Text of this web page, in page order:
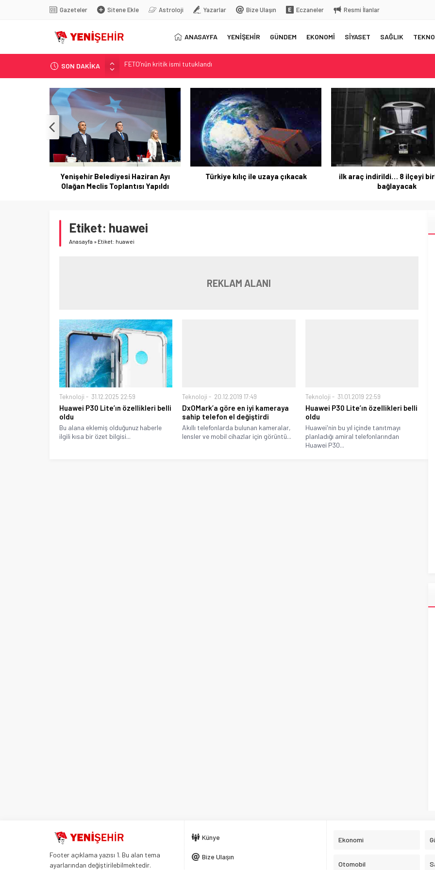
Gazeteler Sitene Ekle Astroloji Yazarlar Bize Ulaşın Eczaneler Resmi İlanlar
ANASAYFA YENİŞEHİR GÜNDEM EKONOMİ SİYASET SAĞLIK
SON DAKİKA
FETÖ’nün kritik ismi tutuklandı
Son dakika… İstanbul’da trafik felç
Görenler bakakaldı! Otomobilinin üstüne bıraktığı yazı…
İstanbul’da metro seferlerinde aksama yaşandı
Yenişehir Belediyesi Haziran Ayı
Olağan Meclis Toplantısı Yapıldı
Türkiye kılıç ile uzaya çıkacak
ilk araç indirildi… 8 ilçeyi
bağlayacak
Etiket: huawei
Anasayfa » Etiket: huawei
REKLAM ALANI
Teknoloji 31.12.2025 22:59
Huawei P30 Lite’ın özellikleri belli
oldu
Bu alana eklemiş olduğunuz haberle
ilgili kısa bir özet bilgisi...
Teknoloji 20.12.2019 17:49
DxOMark’a göre en iyi kameraya
sahip telefon el değiştirdi
Akıllı telefonlarda bulunan kameralar,
lensler ve mobil cihazlar için görüntü...
Teknoloji 31.01.2019 22:59
Huawei P30 Lite’ın özellikleri belli
oldu
Huawei'nin bu yıl içinde tanıtmayı
planladığı amiral telefonlarından
Huawei P30...
Footer açıklama yazısı 1. Bu alan tema
ayarlarından değiştirilebilmektedir.
Künye
Bize Ulaşın
Ekonomi
Otomobil